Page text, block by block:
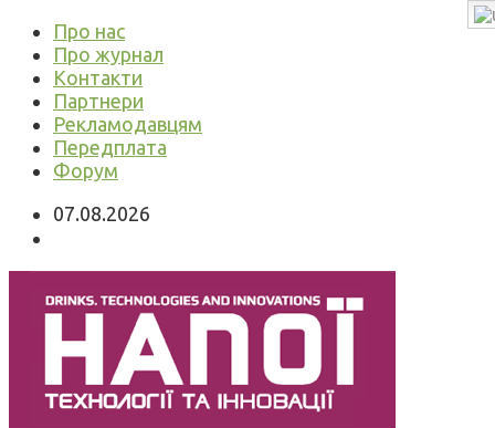
Про нас
Про журнал
Контакти
Партнери
Рекламодавцям
Передплата
Форум
07.08.2026